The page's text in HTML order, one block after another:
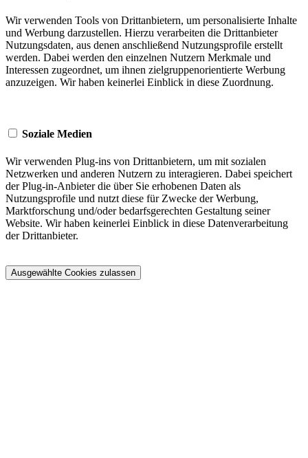
Wir verwenden Tools von Drittanbietern, um personalisierte Inhalte
und Werbung darzustellen. Hierzu verarbeiten die Drittanbieter
Nutzungsdaten, aus denen anschließend Nutzungsprofile erstellt
werden. Dabei werden den einzelnen Nutzern Merkmale und
Interessen zugeordnet, um ihnen zielgruppenorientierte Werbung
anzuzeigen. Wir haben keinerlei Einblick in diese Zuordnung.
Soziale Medien
Wir verwenden Plug-ins von Drittanbietern, um mit sozialen
Netzwerken und anderen Nutzern zu interagieren. Dabei speichert
der Plug-in-Anbieter die über Sie erhobenen Daten als
Nutzungsprofile und nutzt diese für Zwecke der Werbung,
Marktforschung und/oder bedarfsgerechten Gestaltung seiner
Website. Wir haben keinerlei Einblick in diese Datenverarbeitung
der Drittanbieter.
Ausgewählte Cookies zulassen